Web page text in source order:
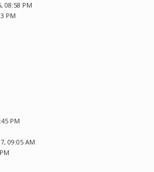
08:58 PM
PM
PM
09:05 AM